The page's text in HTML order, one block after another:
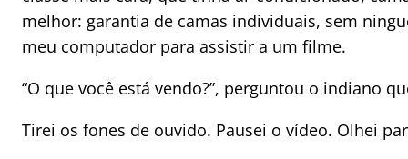
melhor: garantia de camas individuais, sem
meu computador para assistir a um filme.
“O que você está vendo?”, perguntou o indiano
Tirei os fones de ouvido. Pausei o vídeo. Olhei